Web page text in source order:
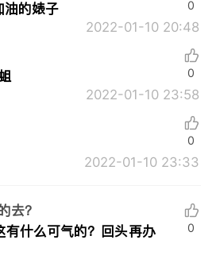
油的婊子
2022-01-10 20:48
0
2022-01-10 23:58
0
2022-01-10 23:33
0
去？
什么可气的？回头再办
0